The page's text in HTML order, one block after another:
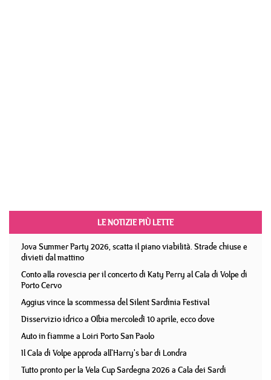
LE NOTIZIE PIÙ LETTE
Jova Summer Party 2026, scatta il piano viabilità. Strade chiuse e
divieti dal mattino
Conto alla rovescia per il concerto di Katy Perry al Cala di Volpe di
Porto Cervo
Aggius vince la scommessa del Silent Sardinia Festival
Disservizio idrico a Olbia mercoledì 10 aprile, ecco dove
Auto in fiamme a Loiri Porto San Paolo
Il Cala di Volpe approda all'Harry's bar di Londra
Tutto pronto per la Vela Cup Sardegna 2026 a Cala dei Sardi